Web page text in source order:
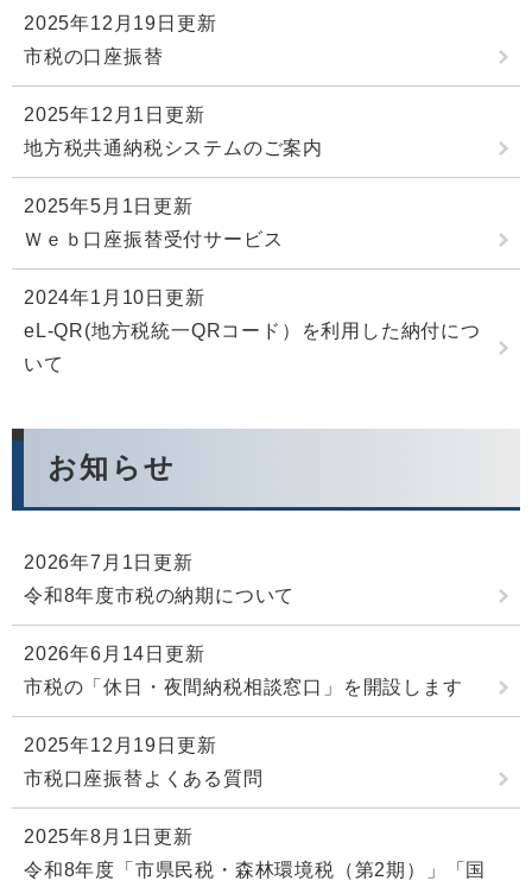
2025年12月19日更新
市税の口座振替
2025年12月1日更新
地方税共通納税システムのご案内
2025年5月1日更新
Ｗｅｂ口座振替受付サービス
2024年1月10日更新
eL-QR(地方税統一QRコード）を利用した納付につ
いて
お知らせ
2026年7月1日更新
令和8年度市税の納期について
2026年6月14日更新
市税の「休日・夜間納税相談窓口」を開設します
2025年12月19日更新
市税口座振替よくある質問
2025年8月1日更新
令和8年度「市県民税・森林環境税（第2期）」「国